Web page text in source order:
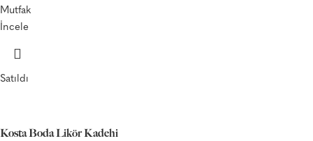
Mutfak
İncele
Satıldı
Kosta Boda Likör Kadehi